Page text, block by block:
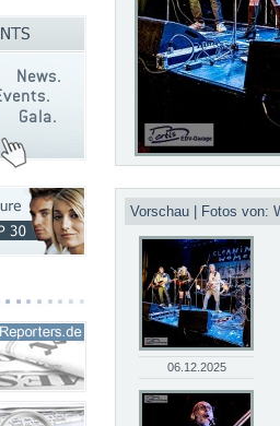
Vorschau | Fotos von:
06.12.2025